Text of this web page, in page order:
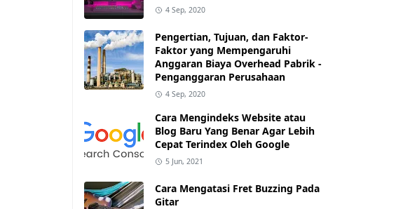
4 Sep, 2020
Pengertian, Tujuan, dan Faktor-
Faktor yang Mempengaruhi
Anggaran Biaya Overhead Pabrik -
Penganggaran Perusahaan
4 Sep, 2020
Cara Mengindeks Website atau
Blog Baru Yang Benar Agar Lebih
Cepat Terindex Oleh Google
5 Jun, 2021
Cara Mengatasi Fret Buzzing Pada
Gitar